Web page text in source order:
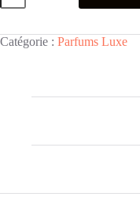
BOSS
Absolu
Parfum
Catégorie : Parfums Luxe